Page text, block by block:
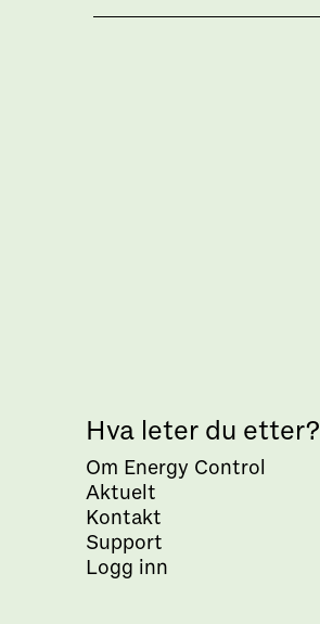
Hva leter du etter?
Om Energy Control
Aktuelt
Kontakt
Support
Logg inn